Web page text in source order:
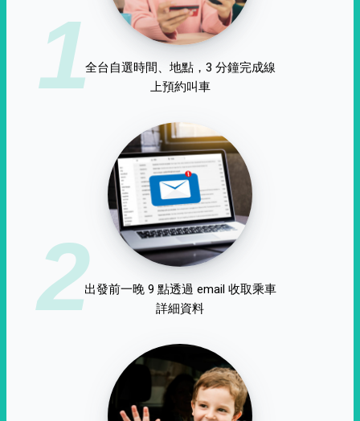
1全台自選時間、地點，3 分鐘完成線
上預約叫車
2出發前一晚 9 點透過 email 收取乘車
詳細資料